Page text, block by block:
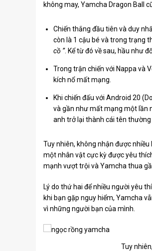
không may, Yamcha Dragon Ball
Chiến thắng đầu tiên và duy
còn là 1 cậu bé và trong trạng
cồ ”. Kể từ đó về sau, hầu như
Trong trận chiến với Nappa và
kích nổ mất mạng.
Khi chiến đấu với Android 20
và gần như mất mạng một lần
anh trở lại thành cái tên
Tuy nhiên, không nhận được
một nhân vật cực kỳ được yêu
mạnh vượt trội và Yamcha thua
Lý do thứ hai để nhiều người yêu
khi bạn gặp nguy hiểm, Yamcha
vì những người bạn của mình.
Tuy